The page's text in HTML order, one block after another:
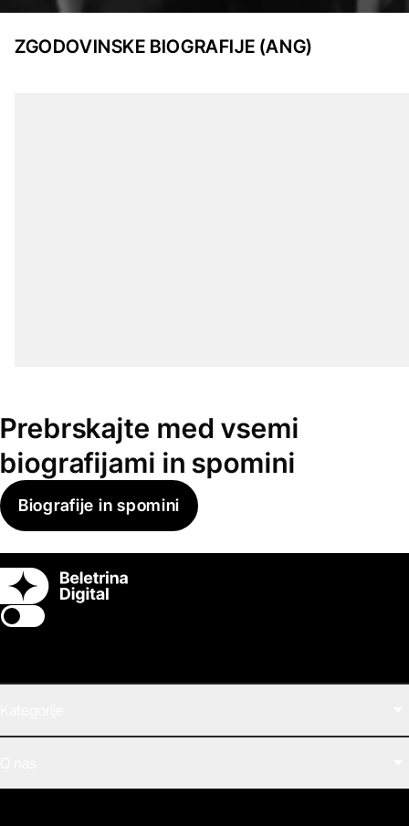
ZGODOVINSKE BIOGRAFIJE (ANG)
Prebrskajte med vsemi
biografijami in spomini
Biografije in spomini
Switch theme
Zvočne knjige